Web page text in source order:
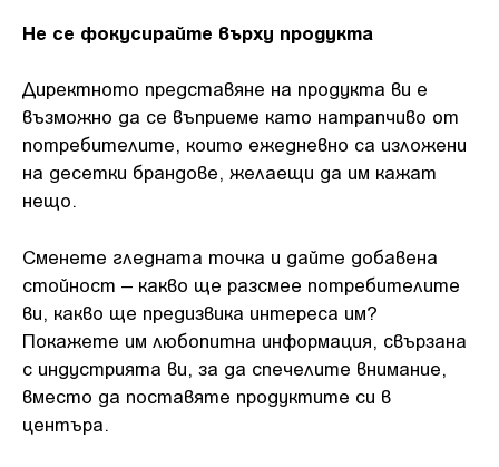
Не се фокусирайте върху продукта
Директното представяне на продукта ви е
възможно да се въприеме като натрапчиво от
потребителите, които ежедневно са изложени
на десетки брандове, желаещи да им кажат
нещо.
Сменете гледната точка и дайте добавена
стойност – какво ще разсмее потребителите
ви, какво ще предизвика интереса им?
Покажете им любопитна информация, свързана
с индустрията ви, за да спечелите внимание,
вместо да поставяте продуктите си в
центъра.